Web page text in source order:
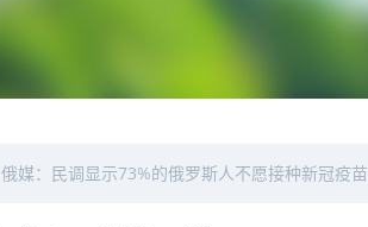
俄媒：民调显示73%的俄罗斯人不愿接种新冠疫苗